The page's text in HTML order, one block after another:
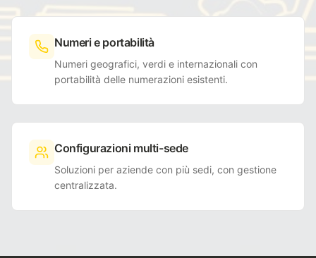
Numeri e portabilità
Numeri geografici, verdi e internazionali con
portabilità delle numerazioni esistenti.
Configurazioni multi-sede
Soluzioni per aziende con più sedi, con gestione
centralizzata.